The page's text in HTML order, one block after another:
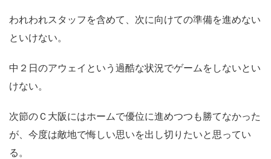
われわれスタッフを含めて、次に向けての準備を進めない
といけない。
中２日のアウェイという過酷な状況でゲームをしないとい
けない。
次節のＣ大阪にはホームで優位に進めつつも勝てなかった
が、今度は敵地で悔しい思いを出し切りたいと思ってい
る。